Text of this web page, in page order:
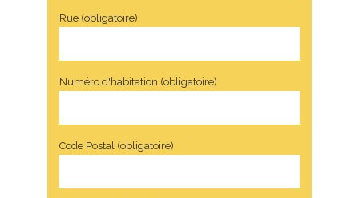
Rue (obligatoire)
Numéro d'habitation (obligatoire)
Code Postal (obligatoire)